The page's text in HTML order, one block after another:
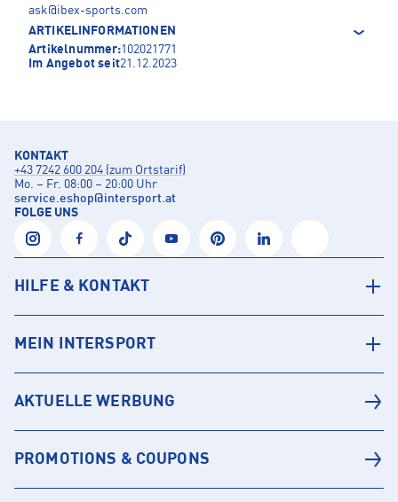
ask@ibex-sports.com
ARTIKELINFORMATIONEN
Artikelnummer:102021771
Im Angebot seit21.12.2023
KONTAKT
+43 7242 600 204 (zum Ortstarif)
Mo. – Fr. 08:00 – 20:00 Uhr
service.eshop@intersport.at
FOLGE UNS
HILFE & KONTAKT
MEIN INTERSPORT
AKTUELLE WERBUNG
PROMOTIONS & COUPONS